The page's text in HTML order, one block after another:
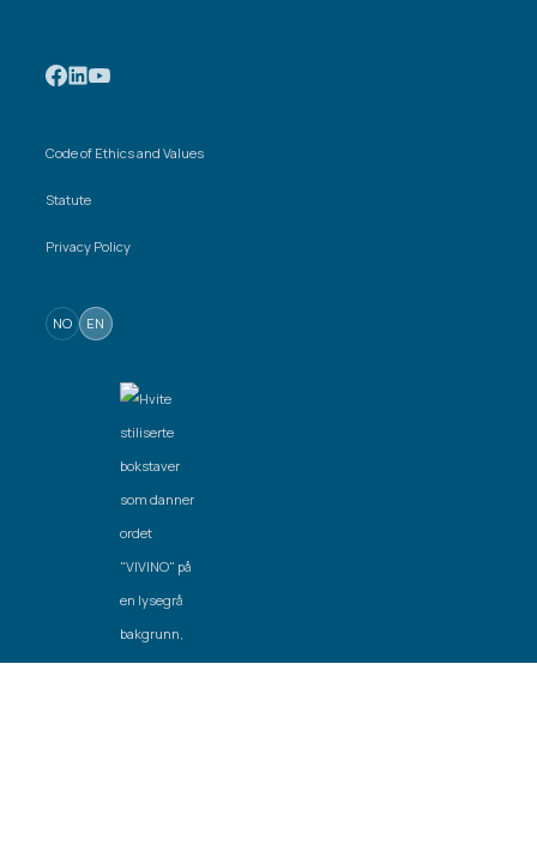
Code of Ethics and Values
Statute
Privacy Policy
NO EN